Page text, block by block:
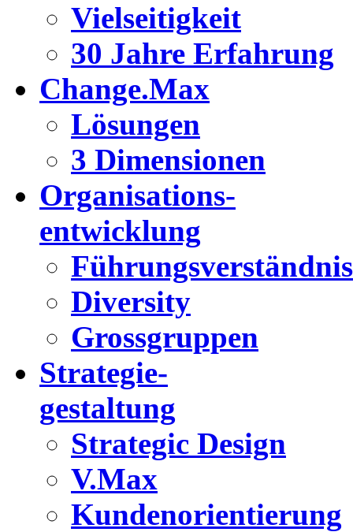
Vielseitigkeit
30 Jahre Erfahrung
Change.Max
Lösungen
3 Dimensionen
Organisations-
entwicklung
Führungsverständnis
Diversity
Grossgruppen
Strategie-
gestaltung
Strategic Design
V.Max
Kundenorientierung